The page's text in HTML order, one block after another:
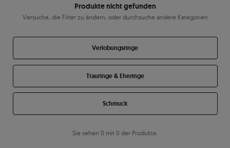
Produkte nicht gefunden
Versuche, die Filter zu ändern, oder durchsuche andere Kategorien
Verlobungsringe
Trauringe & Eheringe
Schmuck
Sie sehen 0 mit 0 der Produkte.